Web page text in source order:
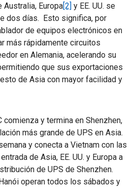
Europa[2] y EE. UU. se
dos días. Esto significa, por
de equipos electrónicos en
más rápidamente circuitos
en Alemania, acelerando su
que sus exportaciones
de Asia con mayor facilidad y
comienza y termina en Shenzhen,
más grande de UPS en Asia.
y conecta a Vietnam con las
de Asia, EE. UU. y Europa a
de UPS de Shenzhen.
operan todos los sábados y